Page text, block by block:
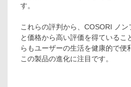
す。
これらの評判から、COSORI ノ
と価格から高い評価を得ているこ
らもユーザーの生活を健康的で便
この製品の進化に注目です。